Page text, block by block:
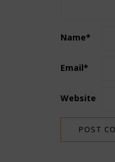
Name*
Email*
Website